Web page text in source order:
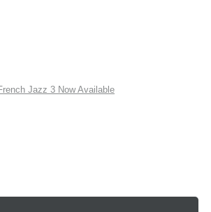
Jazz 3 Now Available